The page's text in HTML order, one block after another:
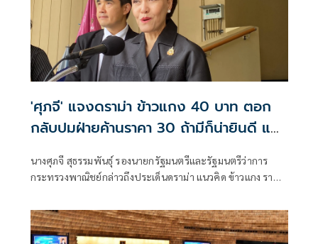
'ศุภจี' แจงดราม่า ข้าวแกง 40 บาท ตอก
กลับปมฝ่ายค้านราคา 30 ถ้ามีก็น่ายินดี แต่
นางศุภจี สุธรรมพันธุ์ รองนายกรัฐมนตรีและรัฐมนตรีว่าการ
กระทรวงพาณิชย์กล่าวถึงประเด็นดราม่า แนวคิด ข้าวแกง ราคา